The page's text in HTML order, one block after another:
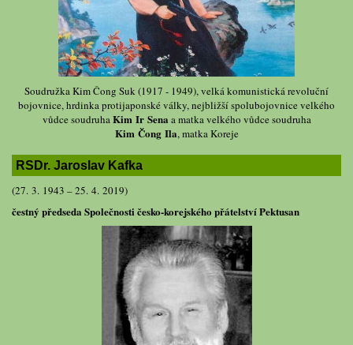
Soudružka Kim Čong Suk (1917 - 1949), velká komunistická revoluční
bojovnice, hrdinka protijaponské války, nejbližší spolubojovnice velkého
vůdce soudruhaKim Ir Sena a matka velkého vůdce soudruha
Kim Čong Ila, matka Koreje
RSDr. Jaroslav Kafka
(27. 3. 1943 – 25. 4. 2019)
čestný předseda Společnosti česko-korejského přátelství Pektusan